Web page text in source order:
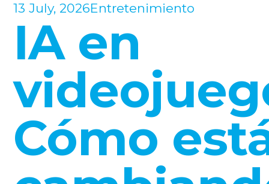
13 July, 2026Entretenimiento
IA en
Cómo